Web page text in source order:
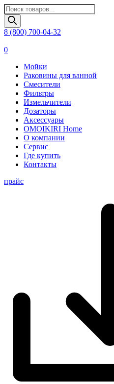
Поиск
товаров
8 (800) 700-04-32
0
Мойки
Раковины для ванной
Смесители
Фильтры
Измельчители
Дозаторы
Аксессуары
OMOIKIRI Home
О компании
Сервис
Где купить
Контакты
прайс